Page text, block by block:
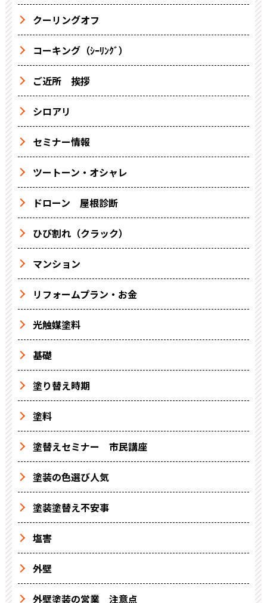
クーリングオフ
コーキング（ｼｰﾘﾝｸﾞ）
ご近所 挨拶
シロアリ
セミナー情報
ツートーン・オシャレ
ドローン 屋根診断
ひび割れ（クラック）
マンション
リフォームプラン・お金
光触媒塗料
基礎
塗り替え時期
塗料
塗替えセミナー 市民講座
塗装の色選び人気
塗装塗替え不安事
塩害
外壁
外壁塗装の営業 注意点